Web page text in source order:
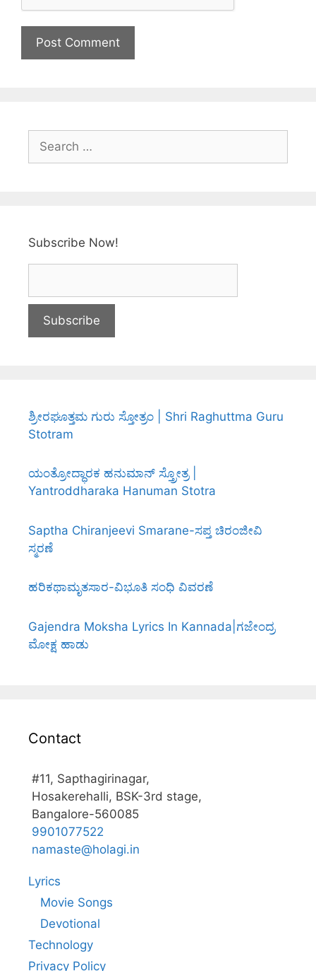
Subscribe Now!
ಶ್ರೀರಘೂತ್ತಮ ಗುರು ಸ್ತೋತ್ರಂ | Shri Raghuttma Guru
Stotram
ಯಂತ್ರೋದ್ಧಾರಕ ಹನುಮಾನ್ ಸ್ತ್ರೋತ್ರ |
Yantroddharaka Hanuman Stotra
Saptha Chiranjeevi Smarane-ಸಪ್ತ ಚಿರಂಜೀವಿ
ಸ್ಮರಣೆ
ಹರಿಕಥಾಮೃತಸಾರ-ವಿಭೂತಿ ಸಂಧಿ ವಿವರಣೆ
Gajendra Moksha Lyrics In Kannada|ಗಜೇಂದ್ರ
ಮೋಕ್ಷ ಹಾಡು
Contact
#11, Sapthagirinagar,
Hosakerehalli, BSK-3rd stage,
Bangalore-560085
9901077522
namaste@holagi.in
Lyrics
Movie Songs
Devotional
Technology
Privacy Policy